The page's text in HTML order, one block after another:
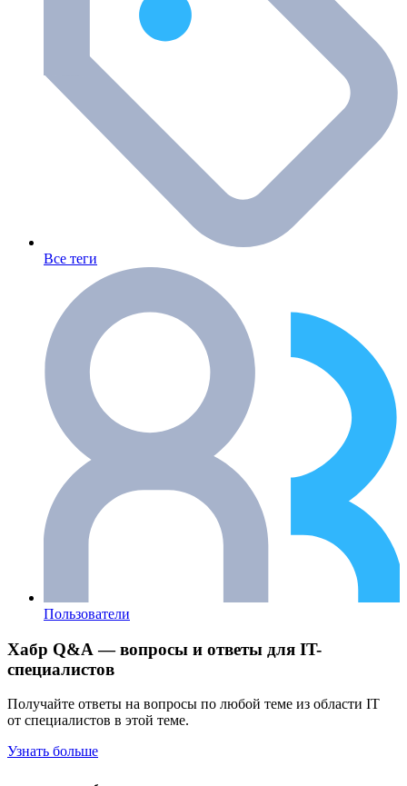
Все теги
Пользователи
Хабр Q&A — вопросы и ответы для IT-
специалистов
Получайте ответы на вопросы по любой теме из области IT
от специалистов в этой теме.
Узнать больше